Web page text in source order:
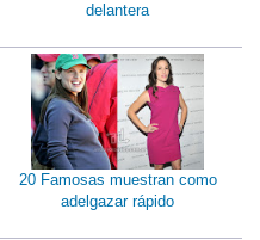
delantera
20 Famosas muestran como
adelgazar rápido